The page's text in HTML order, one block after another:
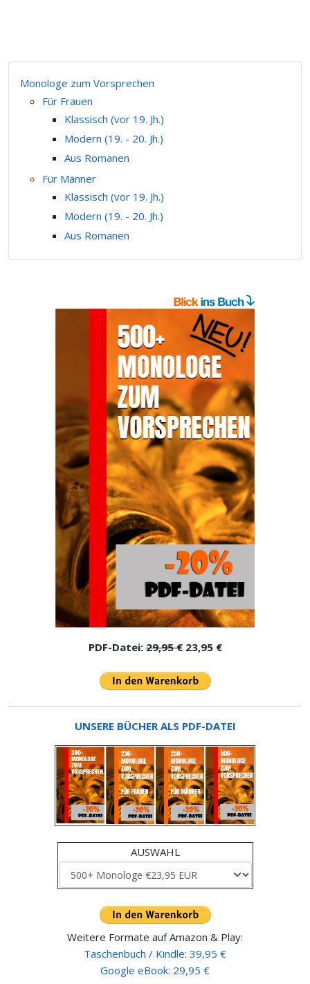
Monologe zum Vorsprechen
Für Frauen
Klassisch (vor 19. Jh.)
Modern (19. - 20. Jh.)
Aus Romanen
Für Männer
Klassisch (vor 19. Jh.)
Modern (19. - 20. Jh.)
Aus Romanen
PDF-Datei:29,95 €23,95 €
UNSERE BÜCHER ALS PDF-DATEI
AUSWAHL
Weitere Formate auf Amazon & Play:
Taschenbuch / Kindle: 39,95 €
Google eBook: 29,95 €